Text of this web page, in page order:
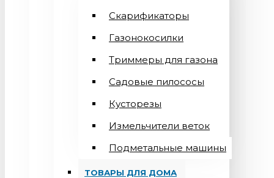
Скарификаторы
Газонокосилки
Триммеры для газона
Садовые пилососы
Кусторезы
Измельчители веток
Подметальные машины
ТОВАРЫ ДЛЯ ДОМА